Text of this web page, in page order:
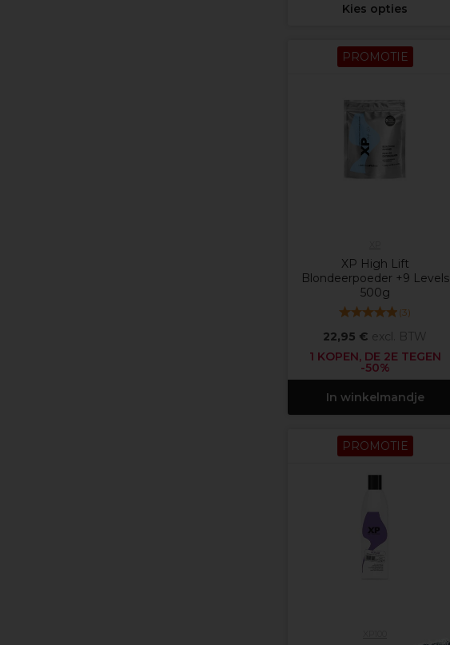
Kies opties
PROMOTIE
XP High Lift
Blondeerpoeder +9 Levels
500g
(3)
22,95 € excl. BTW
1 KOPEN, DE 2E TEGEN
-50%
In winkelmandje
PROMOTIE